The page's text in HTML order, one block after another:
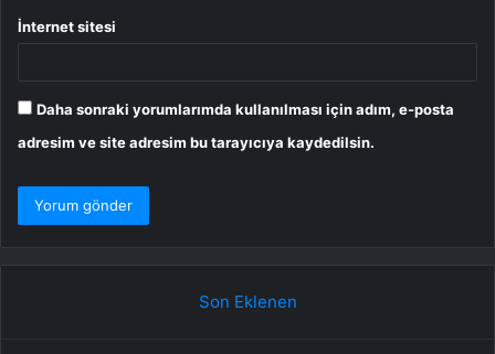
İnternet sitesi
Daha sonraki yorumlarımda kullanılması için adım, e-posta
adresim ve site adresim bu tarayıcıya kaydedilsin.
Son Eklenen